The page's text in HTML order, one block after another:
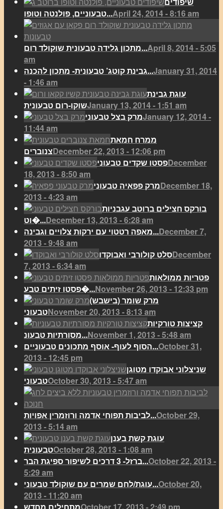
טבעוניים, פולנטה וטופו...April 24, 2014 - 8:16 am
מתכון גלידה טבעונית שוקולד רום...April 8, 2014 - 5:05
am
גבינת קוטג’ טבעונית- מתכון להכנה...January 31, 2014
- 1:46 am
עוגת גבינת
שוקו-רום טבעוניתJanuary 13, 2014 - 1:51 am
מרק בצל טבעוניJanuary 12, 2014 -
11:44 am
ממרח חמאת
צנובריםDecember 22, 2013 - 12:06 pm
פסטו שקדים טבעוניDecember
18, 2013 - 8:50 am
מרק פפאיה טבעוניDecember 18,
2013 - 4:23 am
בורקס חצילים ברוטב עגבניות
וט�...December 13, 2013 - 6:28 am
מאפה רטטוי עם ירקות צלויים וגבינה...December 7,
2013 - 9:48 am
סלט קולורבי ואבוקדוDecember
7, 2013 - 6:34 am
פטריות ממולאות
פסטו זיתים טבע�...November 26, 2013 - 12:33 pm
מרק שומר (בישבש)
טבעוניNovember 20, 2013 - 8:13 am
קציצות טורקיות
מסורתיות טבעונ...November 1, 2013 - 5:48 am
הסוף לעוף- אוסף מתכונים טבעוניים...October 31,
2013 - 12:45 pm
שניצלוני אבוקדו מטוגן
טבעוניOctober 30, 2013 - 5:47 am
לביבות תפוחי אדמה ורוזמרין אפויות...October 29,
2013 - 5:14 am
עוגת קשת בענן
טבעוניתOctober 28, 2013 - 1:08 am
ברזל- 3 דרכים לשיפור ספיגת הבר...October 22, 2013 -
5:29 am
עוגת/לחם שמרים עם שוקולד טבעוני...October 20,
2013 - 11:20 am